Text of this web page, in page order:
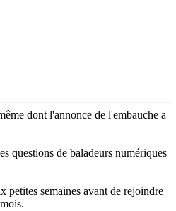
dont l'annonce de l'embauche a
questions de baladeurs numériques
semaines avant de rejoindre